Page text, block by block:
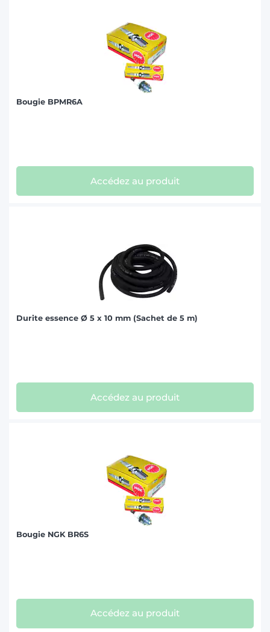
Bougie BPMR6A
Accédez au produit
Durite essence Ø 5 x 10 mm (Sachet de 5 m)
Accédez au produit
Bougie NGK BR6S
Accédez au produit